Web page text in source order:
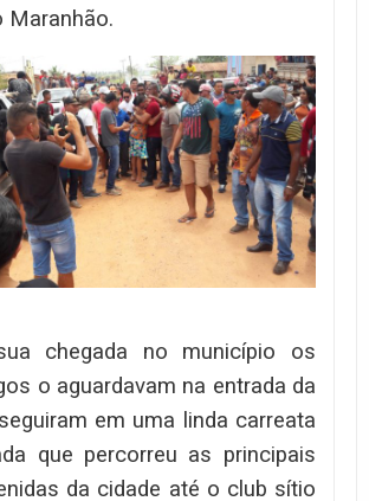
Maranhão.
chegada no município os
o aguardavam na entrada da
em uma linda carreata
que percorreu as principais
da cidade até o club sítio